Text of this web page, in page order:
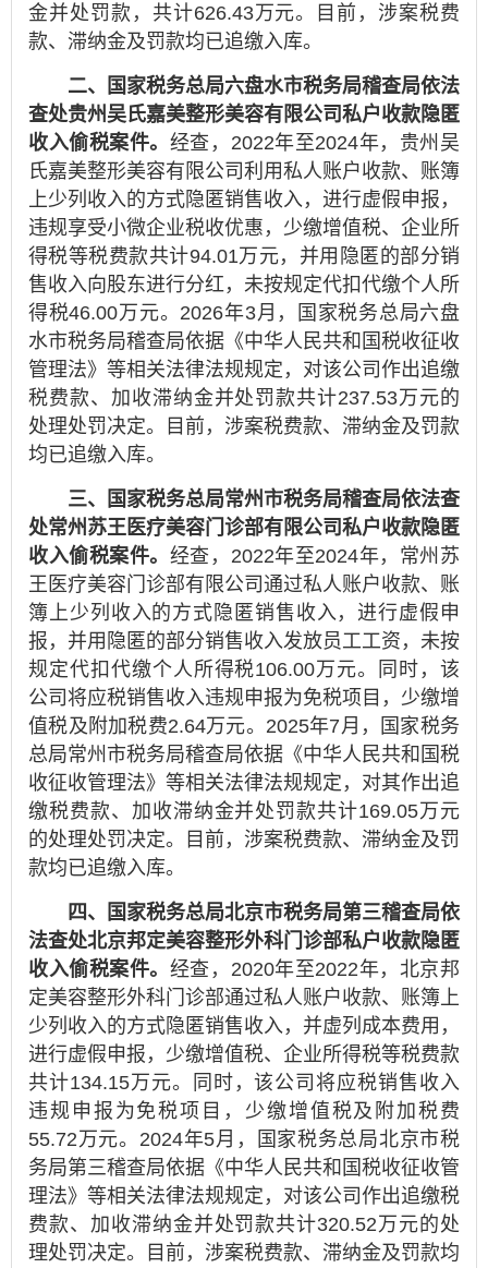
金并处罚款，共计626.43万元。目前，涉案税费
款、滞纳金及罚款均已追缴入库。
二、国家税务总局六盘水市税务局稽查局依法
查处贵州吴氏嘉美整形美容有限公司私户收款隐匿
收入偷税案件。 经查，2022年至2024年，贵州吴
氏嘉美整形美容有限公司利用私人账户收款、账簿
上少列收入的方式隐匿销售收入，进行虚假申报，
违规享受小微企业税收优惠，少缴增值税、企业所
得税等税费款共计94.01万元，并用隐匿的部分销
售收入向股东进行分红，未按规定代扣代缴个人所
得税46.00万元。2026年3月，国家税务总局六盘
水市税务局稽查局依据《中华人民共和国税收征收
管理法》等相关法律法规规定，对该公司作出追缴
税费款、加收滞纳金并处罚款共计237.53万元的
处理处罚决定。目前，涉案税费款、滞纳金及罚款
均已追缴入库。
三、国家税务总局常州市税务局稽查局依法查
处常州苏王医疗美容门诊部有限公司私户收款隐匿
收入偷税案件。 经查，2022年至2024年，常州苏
王医疗美容门诊部有限公司通过私人账户收款、账
簿上少列收入的方式隐匿销售收入，进行虚假申
报，并用隐匿的部分销售收入发放员工工资，未按
规定代扣代缴个人所得税106.00万元。同时，该
公司将应税销售收入违规申报为免税项目，少缴增
值税及附加税费2.64万元。2025年7月，国家税务
总局常州市税务局稽查局依据《中华人民共和国税
收征收管理法》等相关法律法规规定，对其作出追
缴税费款、加收滞纳金并处罚款共计169.05万元
的处理处罚决定。目前，涉案税费款、滞纳金及罚
款均已追缴入库。
四、国家税务总局北京市税务局第三稽查局依
法查处北京邦定美容整形外科门诊部私户收款隐匿
收入偷税案件。 经查，2020年至2022年，北京邦
定美容整形外科门诊部通过私人账户收款、账簿上
少列收入的方式隐匿销售收入，并虚列成本费用，
进行虚假申报，少缴增值税、企业所得税等税费款
共计134.15万元。同时，该公司将应税销售收入
违规申报为免税项目，少缴增值税及附加税费
55.72万元。2024年5月，国家税务总局北京市税
务局第三稽查局依据《中华人民共和国税收征收管
理法》等相关法律法规规定，对该公司作出追缴税
费款、加收滞纳金并处罚款共计320.52万元的处
理处罚决定。目前，涉案税费款、滞纳金及罚款均